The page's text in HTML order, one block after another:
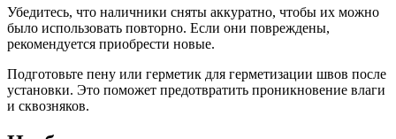
Убедитесь, что наличники сняты аккуратно, чтобы их можно
было использовать повторно. Если они повреждены,
рекомендуется приобрести новые.
Подготовьте пену или герметик для герметизации швов после
установки. Это поможет предотвратить проникновение влаги
и сквозняков.